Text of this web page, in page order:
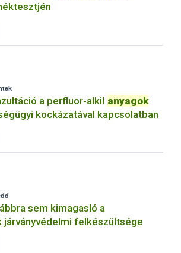
a perfluor-alkil anyagok
kockázatával kapcsolatban
sem kimagasló a
járványvédelmi felkészültsége